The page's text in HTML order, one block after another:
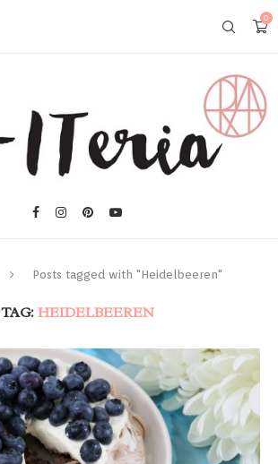
0
Posts tagged with "Heidelbeeren"
TAG: HEIDELBEEREN